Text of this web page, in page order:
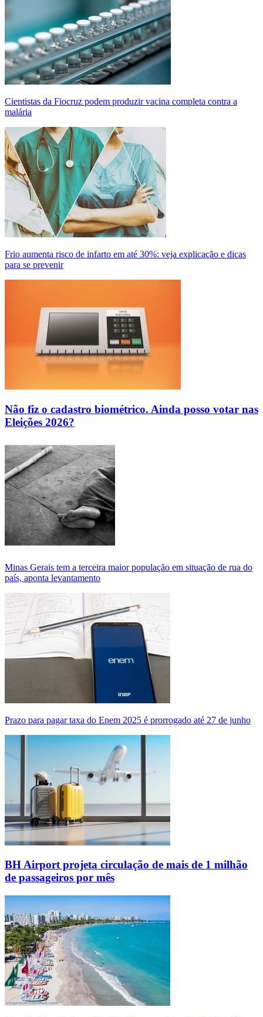
Cientistas da Fiocruz podem produzir vacina completa contra a
malária
Frio aumenta risco de infarto em até 30%: veja explicação e dicas
para se prevenir
Não fiz o cadastro biométrico. Ainda posso votar nas
Eleições 2026?
Minas Gerais tem a terceira maior população em situação de rua do
país, aponta levantamento
Prazo para pagar taxa do Enem 2025 é prorrogado até 27 de junho
BH Airport projeta circulação de mais de 1 milhão
de passageiros por mês